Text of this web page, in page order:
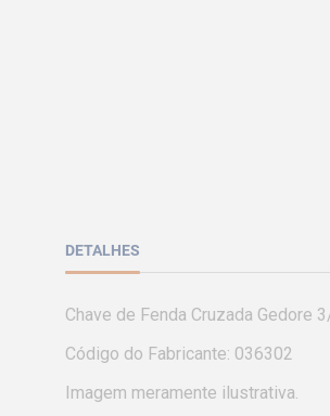
DETALHES
Chave de Fenda Cruzada Gedore
Código do Fabricante: 036302
Imagem meramente ilustrativa.